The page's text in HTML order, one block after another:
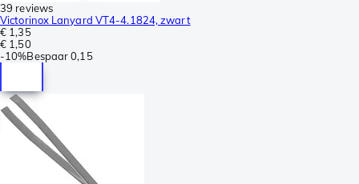
39 reviews
Victorinox Lanyard VT4-4.1824, zwart
€ 1,35
€ 1,50
-10%Bespaar 0,15